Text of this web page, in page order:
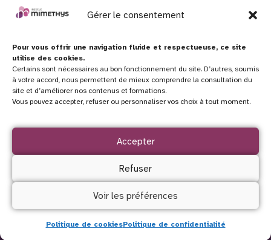
Gérer le consentement
Pour vous offrir une navigation fluide et respectueuse, ce site
utilise des cookies.
Certains sont nécessaires au bon fonctionnement du site. D’autres, soumis
à votre accord, nous permettent de mieux comprendre la consultation du
site et d’améliorer nos contenus et formations.
Vous pouvez accepter, refuser ou personnaliser vos choix à tout moment.
Accepter
Refuser
Voir les préférences
Politique de cookiesPolitique de confidentialité